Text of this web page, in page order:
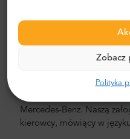
Zobacz
Polityka
Transfer lotniskowy i
Szukasz taniej i
lotniska? Zamów transfer
usługę door-to-door, w
klimatyzowanych
Mercedes-Benz. Naszą
kierowcy, mówiący w